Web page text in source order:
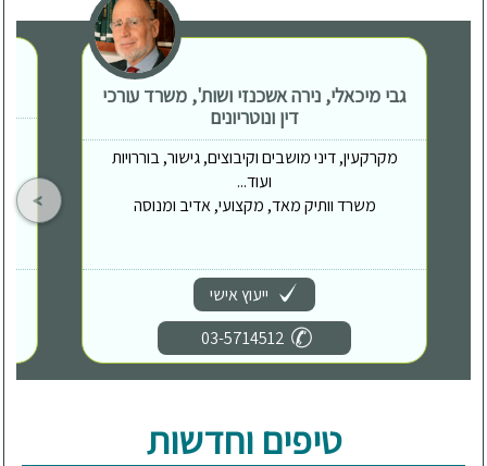
גבי מיכאלי, נירה אשכנזי ושות', משרד עורכי
דין ונוטריונים
מקרקעין, דיני מושבים וקיבוצים, גישור, בוררויות
ועוד...
משרד וותיק מאד, מקצועי, אדיב ומנוסה
ייעוץ אישי
03-5714512
טיפים וחדשות